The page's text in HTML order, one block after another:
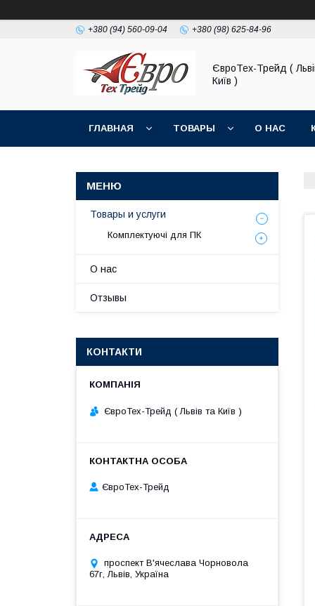
+380 (94) 560-09-04 +380 (98) 625-84-96
ЄвроТех-Трейд (
Київ )
ГЛАВНАЯ ТОВАРЫ О НАС
Товары и услуги
Комплектуючі для ПК
О нас
Отзывы
КОНТАКТИ
ЄвроТех-Трейд ( Львів та Київ )
ЄвроТех-Трейд
проспект В'ячеслава Чорновола
67г, Львів, Україна